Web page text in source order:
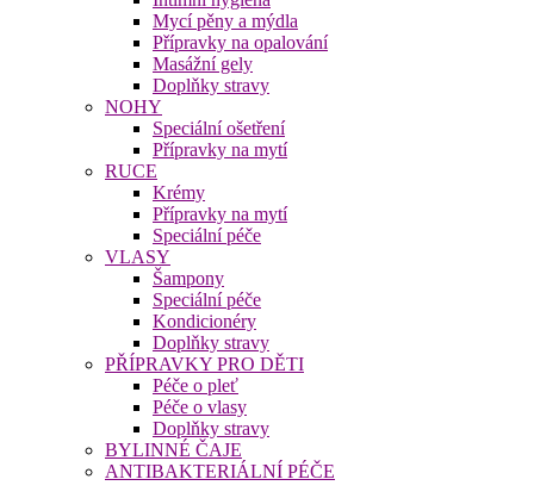
Mycí pěny a mýdla
Přípravky na opalování
Masážní gely
Doplňky stravy
NOHY
Speciální ošetření
Přípravky na mytí
RUCE
Krémy
Přípravky na mytí
Speciální péče
VLASY
Šampony
Speciální péče
Kondicionéry
Doplňky stravy
PŘÍPRAVKY PRO DĚTI
Péče o pleť
Péče o vlasy
Doplňky stravy
BYLINNÉ ČAJE
ANTIBAKTERIÁLNÍ PÉČE